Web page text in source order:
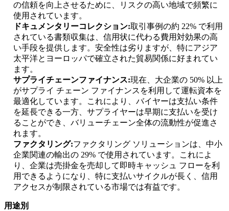
の信頼を向上させるために、リスクの高い地域で頻繁に
使用されています。
ドキュメンタリーコレクション:取引事例の約 22% で利用
されている書類収集は、信用状に代わる費用対効果の高
い手段を提供します。安全性は劣りますが、特にアジア
太平洋とヨーロッパで確立された貿易関係に好まれてい
ます。
サプライチェーンファイナンス:現在、大企業の 50% 以上
がサプライ チェーン ファイナンスを利用して運転資本を
最適化しています。これにより、バイヤーは支払い条件
を延長できる一方、サプライヤーは早期に支払いを受け
ることができ、バリューチェーン全体の流動性が促進さ
れます。
ファクタリング:ファクタリング ソリューションは、中小
企業関連の輸出の 29% で使用されています。これによ
り、企業は売掛金を売却して即時キャッシュ フローを利
用できるようになり、特に支払いサイクルが長く、信用
アクセスが制限されている市場では有益です。
用途別